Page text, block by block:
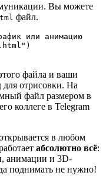
Вы можете
файл.
или анимацию
файла и ваши
отрисовки. На
файл размером в
коллеге в Telegram
в любом
абсолютно всё:
анимации и 3D-
поднимать не нужно!